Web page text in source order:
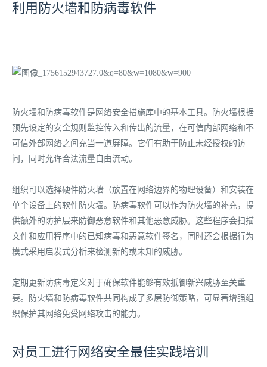
利用防火墙和防病毒软件
防火墙和防病毒软件是网络安全措施库中的基本工具。防​​火墙根据
预先设定的安全规则监控传入和传出的流量，在可信内部网络和不
可信外部网络之间充当一道屏障。它们有助于防止未经授权的访
问，同时允许合法流量自由流动。
组织可以选择硬件防火墙（放置在网络边界的物理设备）和安装在
单个设备上的软件防火墙。防病毒软件可以作为防火墙的补充，提
供额外的防护层来防御恶意软件和其他恶意威胁。这些程序会扫描
文件和应用程序中的已知病毒和恶意软件签名，同时还会根据行为
模式采用启发式分析来检测新的或未知的威胁。
定期更新防病毒定义对于确保软件能够有效抵御新兴威胁至关重
要。防火墙和防病毒软件共同构成了多层防御策略，可显著增强组
织保护其网络免受网络攻击的能力。
对员工进行网络安全最佳实践培训